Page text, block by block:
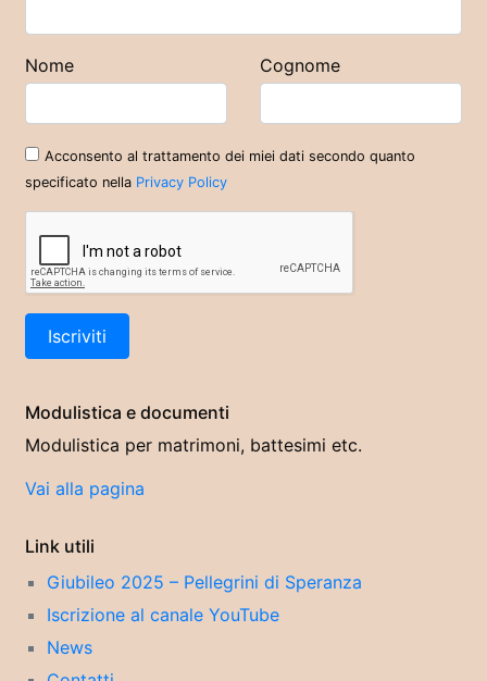
Nome Cognome
Acconsento al trattamento dei miei dati secondo quanto
specificato nella Privacy Policy
Modulistica e documenti
Modulistica per matrimoni, battesimi etc.
Vai alla pagina
Link utili
Giubileo 2025 – Pellegrini di Speranza
Iscrizione al canale YouTube
News